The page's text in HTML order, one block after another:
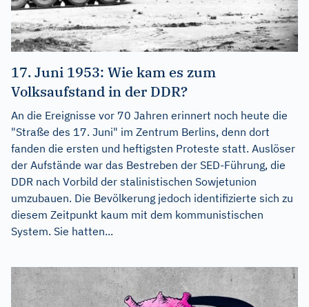
17. Juni 1953: Wie kam es zum
Volksaufstand in der DDR?
An die Ereignisse vor 70 Jahren erinnert noch heute die
"Straße des 17. Juni" im Zentrum Berlins, denn dort
fanden die ersten und heftigsten Proteste statt. Auslöser
der Aufstände war das Bestreben der SED-Führung, die
DDR nach Vorbild der stalinistischen Sowjetunion
umzubauen. Die Bevölkerung jedoch identifizierte sich zu
diesem Zeitpunkt kaum mit dem kommunistischen
System. Sie hatten...